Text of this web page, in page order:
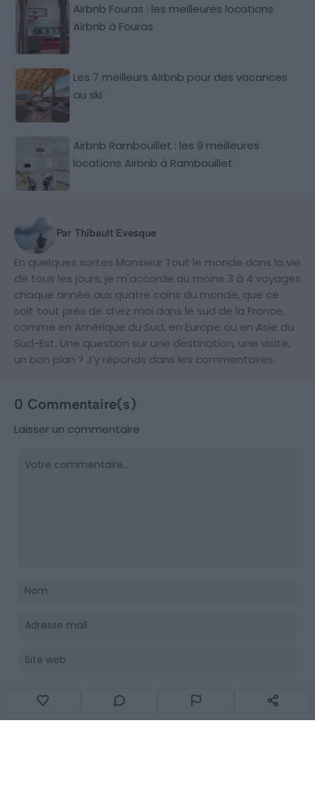
Airbnb Fouras : les meilleures locations
Airbnb à Fouras
Les 7 meilleurs Airbnb pour des vacances
au ski
Airbnb Rambouillet : les 9 meilleures
locations Airbnb à Rambouillet
Par Thibault Evesque
En quelques sortes Monsieur Tout le monde dans la vie
de tous les jours, je m'accorde au moins 3 à 4 voyages
chaque année aux quatre coins du monde, que ce
soit tout près de chez moi dans le sud de la France,
comme en Amérique du Sud, en Europe ou en Asie du
Sud-Est. Une question sur une destination, une visite,
un bon plan ? J’y réponds dans les commentaires.
0 Commentaire(s)
Laisser un commentaire